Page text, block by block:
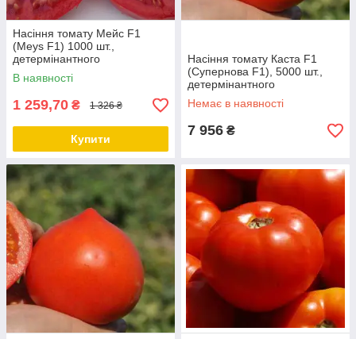
Насіння томату Мейс F1
(Meys F1) 1000 шт.,
детермінантного
В наявності
1 259,70 ₴ 1 326 ₴
Купити
Насіння томату Каста F1
(Супернова F1), 5000 шт.,
детермінантного
Немає в наявності
7 956 ₴